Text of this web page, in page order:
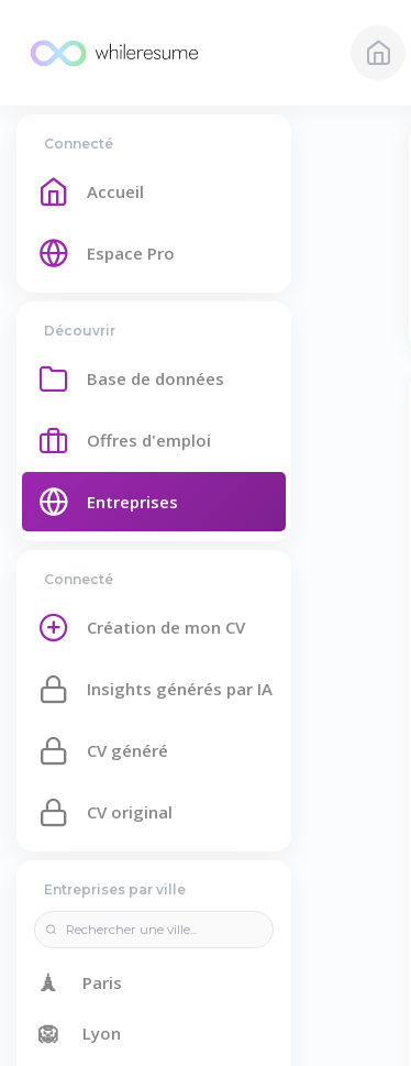
Connecté
Accueil
Espace Pro
Découvrir
Base de données
Offres d'emploi
Entreprises
Connecté
Création de mon CV
Insights générés par IA
CV généré
CV original
Entreprises par ville
🗼 Paris
🦁 Lyon